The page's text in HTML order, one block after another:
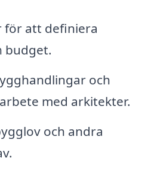
för att definiera
budget.
och
med arkitekter.
och andra